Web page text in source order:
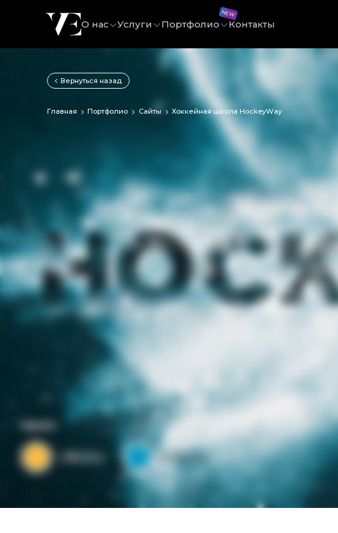
О нас Услуги Портфолио Контакты
Вернуться назад
Главная Портфолио Сайты Хоккейная школа HockeyWay